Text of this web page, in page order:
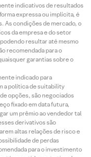
indicativos de resultados
expressa ou implícita, é
As condições de mercado, o
da empresa e do setor
resultar até mesmo
recomendada para o
garantias sobre o
indicado para
a política de suitability
opções, são negociados
fixado em data futura,
um prêmio ao vendedor tal
derivativos são
altas relações de risco e
de perdas
para o investimento